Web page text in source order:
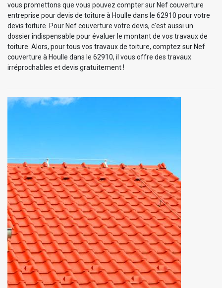
vous promettons que vous pouvez compter sur Nef couverture
entreprise pour devis de toiture à Houlle dans le 62910 pour votre
devis toiture. Pour Nef couverture votre devis, c’est aussi un
dossier indispensable pour évaluer le montant de vos travaux de
toiture. Alors, pour tous vos travaux de toiture, comptez sur Nef
couverture à Houlle dans le 62910, il vous offre des travaux
irréprochables et devis gratuitement !